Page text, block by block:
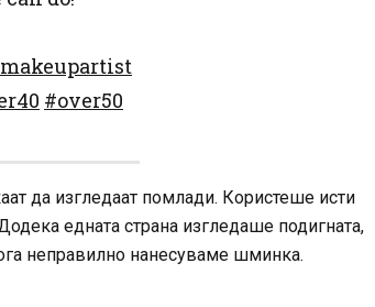
#over50
да изгледаат помлади. Користеше исти
едната страна изгледаше подигната,
неправилно нанесуваме шминка.